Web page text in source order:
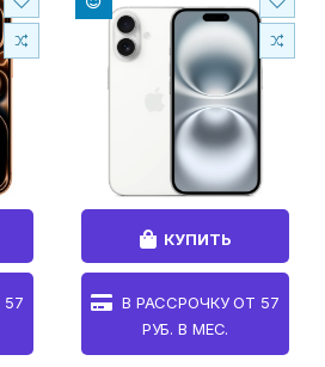
57
КУПИТЬ
В РАССРОЧКУ ОТ 57
РУБ. В МЕС.